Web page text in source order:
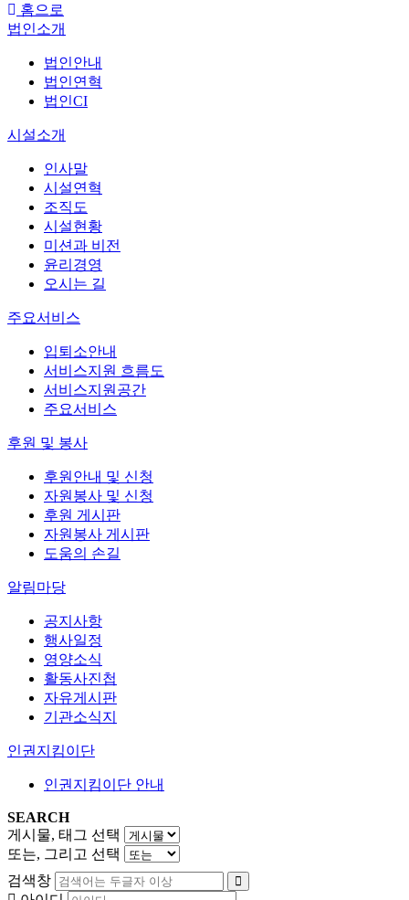
홈으로
법인소개
법인안내
법인연혁
법인CI
시설소개
인사말
시설연혁
조직도
시설현황
미션과 비전
윤리경영
오시는 길
주요서비스
입퇴소안내
서비스지원 흐름도
서비스지원공간
주요서비스
후원 및 봉사
후원안내 및 신청
자원봉사 및 신청
후원 게시판
자원봉사 게시판
도움의 손길
알림마당
공지사항
행사일정
영양소식
활동사진첩
자유게시판
기관소식지
인권지킴이단
인권지킴이단 안내
SEARCH
게시물, 태그 선택
또는, 그리고 선택
검색창